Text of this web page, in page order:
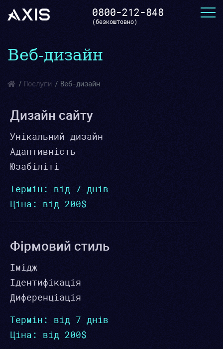
0800-212-848
(безкоштовно)
Веб-дизайн
Послуги Веб-дизайн
Дизайн сайту
Унікальний дизайн
Адаптивність
Юзабіліті
Термін: від 7 днів
Ціна: від 200$
Фірмовий стиль
Імідж
Ідентифікація
Диференціація
Термін: від 7 днів
Ціна: від 200$